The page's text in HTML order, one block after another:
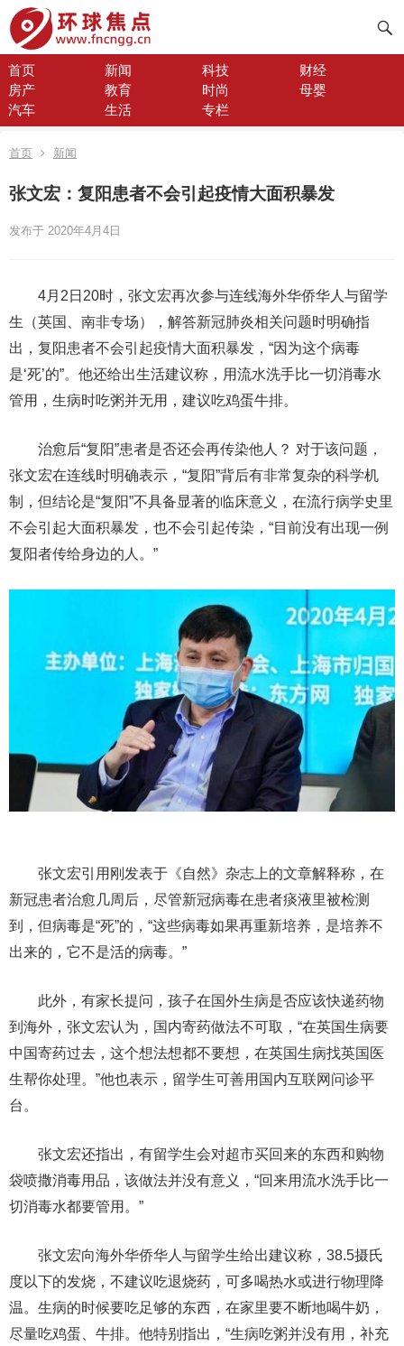
首页 新闻 科技
财经
房产
教育 时尚
母婴
汽车
生活 专栏
首页 新闻
张文宏：复阳患者不会引起疫情大面积暴发
发布于 2020年4月4日
4月2日20时，张文宏再次参与连线海外华侨华人与留学
生（英国、南非专场），解答新冠肺炎相关问题时明确指
出，复阳患者不会引起疫情大面积暴发，“因为这个病毒
是‘死’的”。他还给出生活建议称，用流水洗手比一切消毒水
管用，生病时吃粥并无用，建议吃鸡蛋牛排。
治愈后“复阳”患者是否还会再传染他人？ 对于该问题，
张文宏在连线时明确表示，“复阳”背后有非常复杂的科学机
制，但结论是“复阳”不具备显著的临床意义，在流行病学史里
不会引起大面积暴发，也不会引起传染，“目前没有出现一例
复阳者传给身边的人。”
张文宏引用刚发表于《自然》杂志上的文章解释称，在
新冠患者治愈几周后，尽管新冠病毒在患者痰液里被检测
到，但病毒是“死”的，“这些病毒如果再重新培养，是培养不
出来的，它不是活的病毒。”
此外，有家长提问，孩子在国外生病是否应该快递药物
到海外，张文宏认为，国内寄药做法不可取，“在英国生病要
中国寄药过去，这个想法想都不要想，在英国生病找英国医
生帮你处理。”他也表示，留学生可善用国内互联网问诊平
台。
张文宏还指出，有留学生会对超市买回来的东西和购物
袋喷撒消毒用品，该做法并没有意义，“回来用流水洗手比一
切消毒水都要管用。”
张文宏向海外华侨华人与留学生给出建议称，38.5摄氏
度以下的发烧，不建议吃退烧药，可多喝热水或进行物理降
温。生病的时候要吃足够的东西，在家里要不断地喝牛奶，
尽量吃鸡蛋、牛排。他特别指出，“生病吃粥并没有用，补充